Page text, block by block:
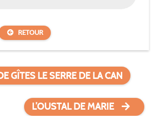
RETOUR
GÎTES LE SERRE DE LA CAN
L’OUSTAL DE MARIE